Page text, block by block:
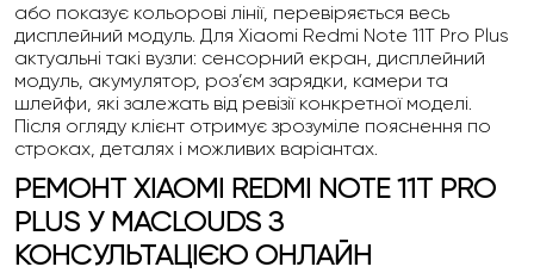
або показує кольорові лінії, перевіряється весь
дисплейний модуль. Для Xiaomi Redmi Note 11T Pro Plus
актуальні такі вузли: сенсорний екран, дисплейний
модуль, акумулятор, роз’єм зарядки, камери та
шлейфи, які залежать від ревізії конкретної моделі.
Після огляду клієнт отримує зрозуміле пояснення по
строках, деталях і можливих варіантах.
РЕМОНТ XIAOMI REDMI NOTE 11T PRO
PLUS У MACLOUDS З
КОНСУЛЬТАЦІЄЮ ОНЛАЙН